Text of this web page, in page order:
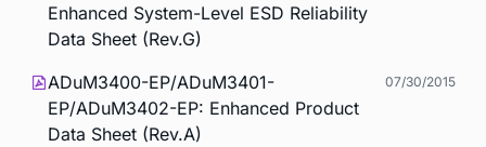
Enhanced System-Level ESD Reliability
Data Sheet (Rev.G)
ADuM3400-EP/ADuM3401-
EP/ADuM3402-EP: Enhanced Product
Data Sheet (Rev.A)
07/30/2015